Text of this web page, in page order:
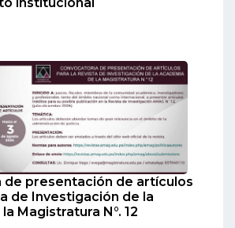
de presentación de artículos
de Investigación de la
Magistratura N°. 12